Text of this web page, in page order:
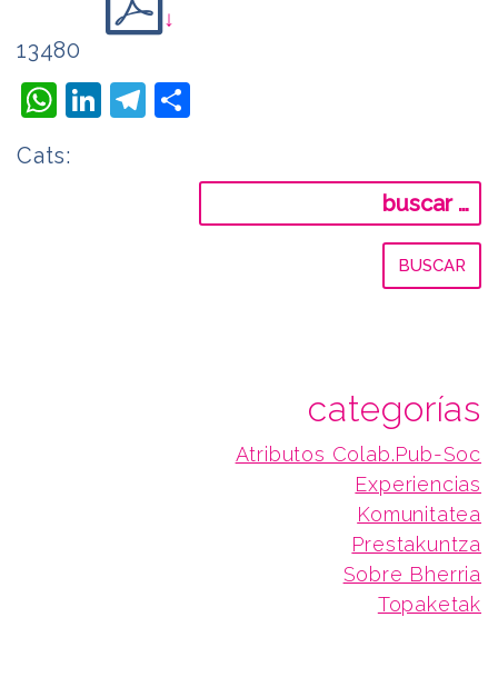
↓
13480
WhatsApp
LinkedIn
Telegram
Cats:
categorías
Atributos Colab.Pub-Soc
Experiencias
Komunitatea
Prestakuntza
Sobre Bherria
Topaketak